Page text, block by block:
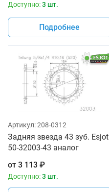
Доступно:3 шт.
Подробнее
Артикул:208-0312
Задняя звезда 43 зуб. Esjot
50-32003-43 аналог
от 3 113 ₽
Доступно:3 шт.